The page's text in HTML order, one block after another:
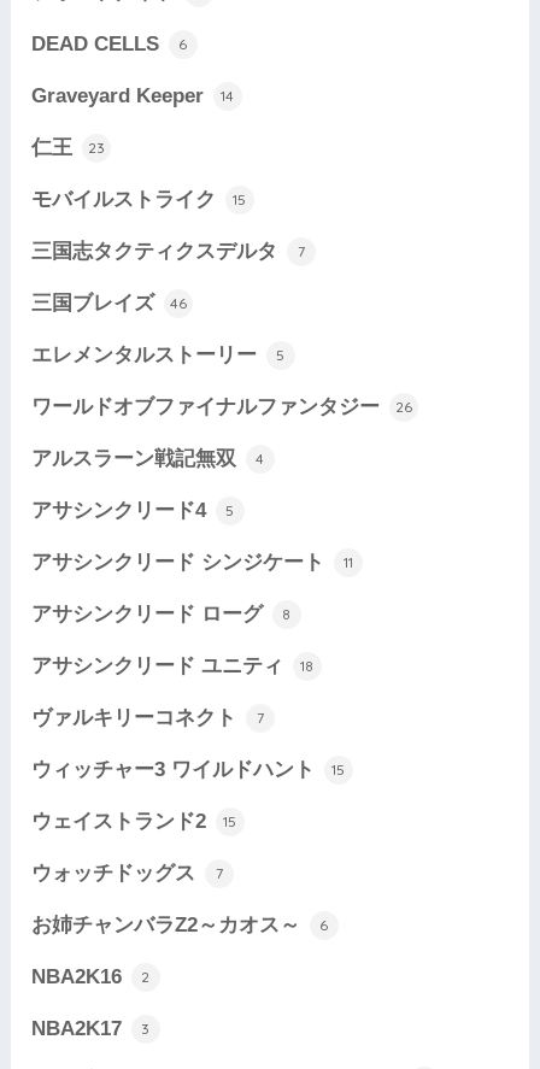
DEAD CELLS 6
Graveyard Keeper 14
仁王 23
モバイルストライク 15
三国志タクティクスデルタ 7
三国ブレイズ 46
エレメンタルストーリー 5
ワールドオブファイナルファンタジー 26
アルスラーン戦記無双 4
アサシンクリード4 5
アサシンクリード シンジケート 11
アサシンクリード ローグ 8
アサシンクリード ユニティ 18
ヴァルキリーコネクト 7
ウィッチャー3 ワイルドハント 15
ウェイストランド2 15
ウォッチドッグス 7
お姉チャンバラZ2～カオス～ 6
NBA2K16 2
NBA2K17 3